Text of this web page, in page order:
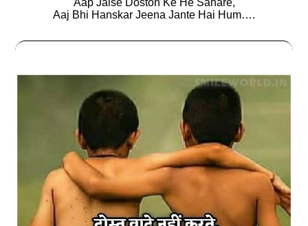
Aap Jaise Doston Ke He Sahare,
Aaj Bhi Hanskar Jeena Jante Hai Hum….